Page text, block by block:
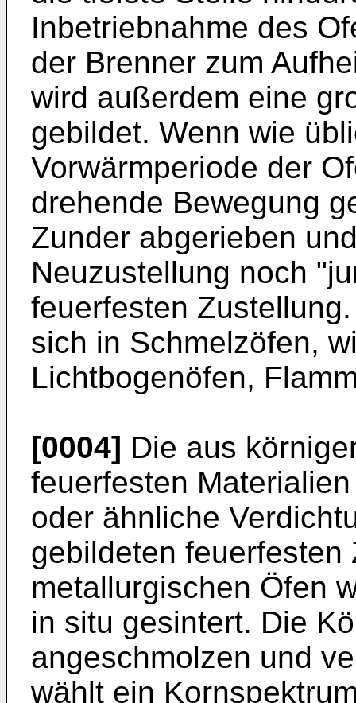
Inbetriebnahme des
der Brenner zum
wird außerdem eine
gebildet. Wenn wie
Vorwärmperiode der
drehende Bewegung
Zunder abgerieben
Neuzustellung noch
feuerfesten
sich in Schmelzöfen,
Lichtbogenöfen,
[0004] Die aus
feuerfesten
oder ähnliche
gebildeten feuerfesten
metallurgischen Öfen
in situ gesintert. Die
angeschmolzen und
wählt ein